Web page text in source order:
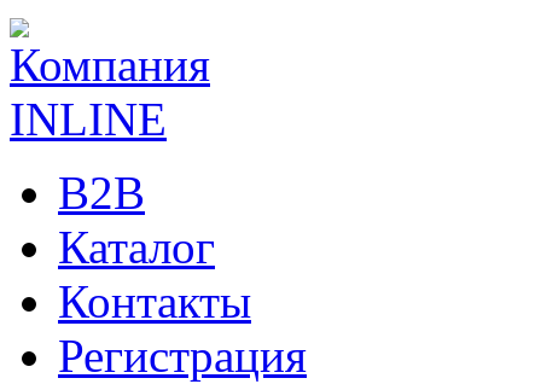
B2B
Каталог
Контакты
Регистрация